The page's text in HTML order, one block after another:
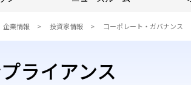
企業情報 投資家情報 コーポレート・ガバナンス
ライアンス